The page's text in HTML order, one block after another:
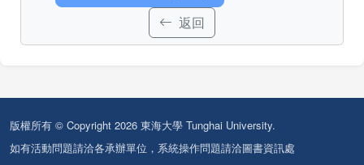
返回
版權所有 © Copyright 2026 東海大學 Tunghai University.
如有活動問題請洽各承辦單位，系統操作問題請洽圖書資訊處